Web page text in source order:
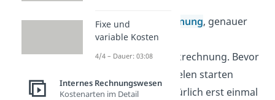
Kostenträgerrechnung, genauer
gesagt der
Kostenträgerstückrechnung. Bevor
wir mit den Beispielen starten
können, ist es natürlich erst einmal
Fixe und
variable Kosten
4/4 – Dauer: 03:08
Internes Rechnungswesen
Kostenarten im Detail